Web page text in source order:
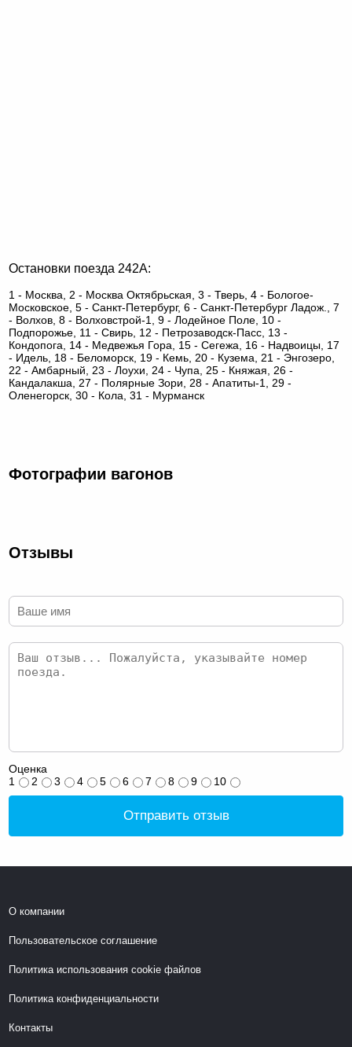
Остановки поезда 242А:
1 - Москва, 2 - Москва Октябрьская, 3 - Тверь, 4 - Бологое-
Московское, 5 - Санкт-Петербург, 6 - Санкт-Петербург Ладож., 7
- Волхов, 8 - Волховстрой-1, 9 - Лодейное Поле, 10 -
Подпорожье, 11 - Свирь, 12 - Петрозаводск-Пасс, 13 -
Кондопога, 14 - Медвежья Гора, 15 - Сегежа, 16 - Надвоицы, 17
- Идель, 18 - Беломорск, 19 - Кемь, 20 - Кузема, 21 - Энгозеро,
22 - Амбарный, 23 - Лоухи, 24 - Чупа, 25 - Княжая, 26 -
Кандалакша, 27 - Полярные Зори, 28 - Апатиты-1, 29 -
Оленегорск, 30 - Кола, 31 - Мурманск
Фотографии вагонов
Отзывы
Оценка
1
2 3 4 5 6 7 8 9 10
Отправить отзыв
О компании
Пользовательское соглашение
Политика использования cookie файлов
Политика конфиденциальности
Контакты